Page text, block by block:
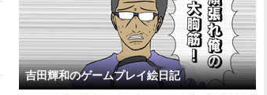
吉田輝和のゲームプレイ絵日記